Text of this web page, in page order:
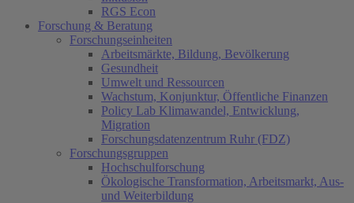
RGS Econ
Forschung & Beratung
Forschungseinheiten
Arbeitsmärkte, Bildung, Bevölkerung
Gesundheit
Umwelt und Ressourcen
Wachstum, Konjunktur, Öffentliche Finanzen
Policy Lab Klimawandel, Entwicklung,
Migration
Forschungsdatenzentrum Ruhr (FDZ)
Forschungsgruppen
Hochschulforschung
Ökologische Transformation, Arbeitsmarkt, Aus-
und Weiterbildung